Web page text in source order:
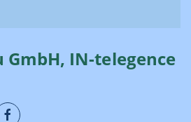
GmbH, IN-telegence